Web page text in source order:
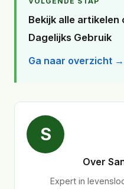
Bekijk alle artikelen
Dagelijks Gebruik
Ga naar overzicht →
S
Over
Expert in